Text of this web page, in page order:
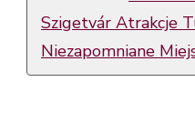
Szigetvár Atrakcje
Niezapomniane